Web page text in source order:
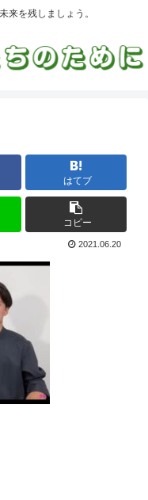
来を残しましょう。
はてブ
コピー
2021.06.20